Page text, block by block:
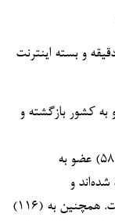
دقیقه و بسته اینترنت
(۱۵۰) خانواده با (۸۵۰) عضو به کشور بازگشته و
از هلمند (منطقهٔ بهرام‌چی)، (۹۲) خانواده با (۵۸۰) عضو به
و
(۱٬۱۶۰٬۰۰۰) افغانی کرایه پرداخت گردیده است. همچنین به (۱۱۶)